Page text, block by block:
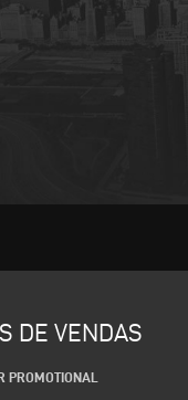
DE VENDAS
PROMOTIONAL